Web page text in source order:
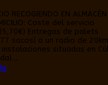
RECOGIENDO EN ALMACÉN
Coste del servicio
Entregas de palets
sacos) a un radio de 20km
situadas en